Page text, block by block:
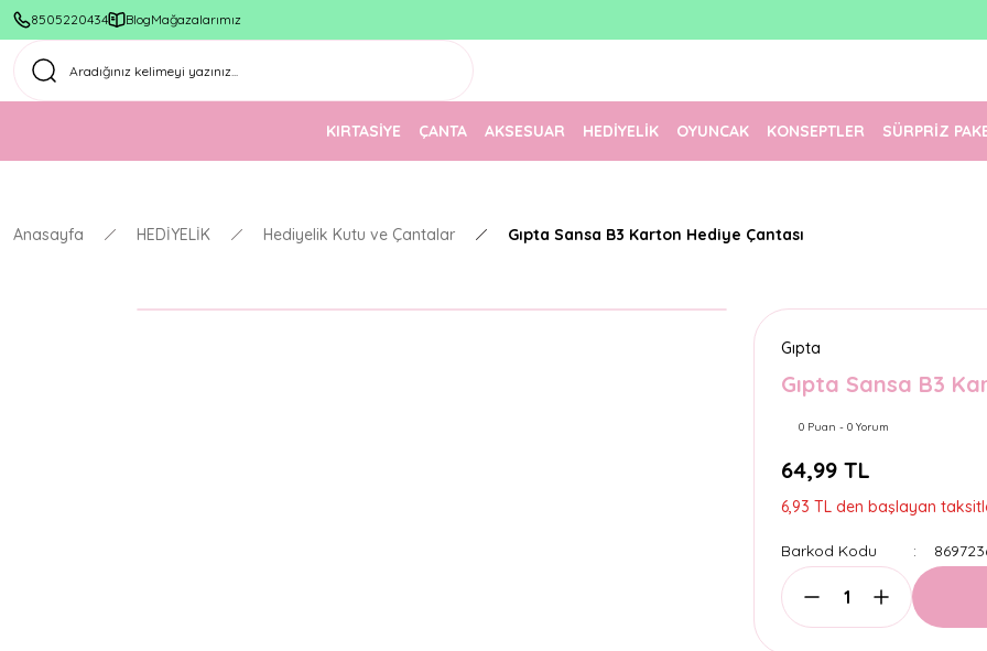
8505220434 BlogMağazalarımız
1500 TL Üzeri Ücretsiz Kargo
KIRTASİYE ÇANTA AKSESUAR HEDİYELİK OYUNCAK KONSEPTLER SÜRPRİZ
Anasayfa HEDİYELİK Hediyelik Kutu ve Çantalar Gıpta Sansa B3 Karton Hediye Çantası
Gıpta
Gıpta Sansa B3
0 Puan - 0 Yorum
64,99 TL
6,93 TL den başlayan
Barkod Kodu